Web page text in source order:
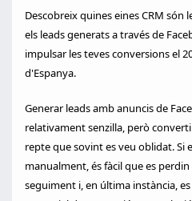
Descobreix quines eines CRM són
els leads generats a través de
impulsar les teves conversions el
d'Espanya.
Generar leads amb anuncis de
relativament senzilla, però
repte que sovint es veu oblidat. Si
manualment, és fàcil que es
seguiment i, en última instància,